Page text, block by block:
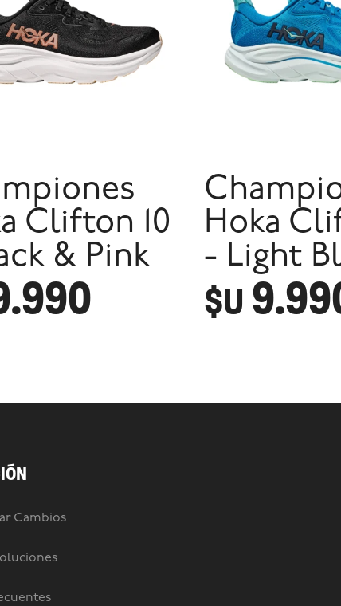
Clifton 10
& Pink
Hoka
- Light
$U
Cambios